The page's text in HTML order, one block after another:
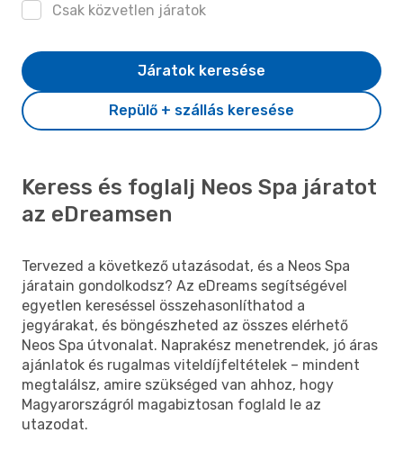
Csak közvetlen járatok
Repülő + szállás keresése
Járatok keresése
Keress és foglalj Neos Spa járatot
az eDreamsen
Tervezed a következő utazásodat, és a Neos Spa
járatain gondolkodsz? Az eDreams segítségével
egyetlen kereséssel összehasonlíthatod a
jegyárakat, és böngészheted az összes elérhető
Neos Spa útvonalat. Naprakész menetrendek, jó áras
ajánlatok és rugalmas viteldíjfeltételek – mindent
megtalálsz, amire szükséged van ahhoz, hogy
Magyarországról magabiztosan foglald le az
utazodat.